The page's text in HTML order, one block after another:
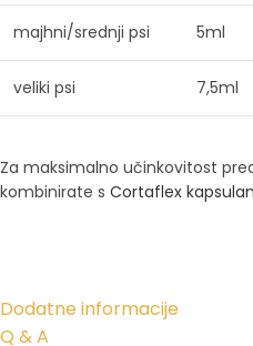
majhni/srednji psi 5ml
veliki psi 7,5ml
Za maksimalno učinkovitost
kombinirate s Cortaflex
Dodatne informacije
Q & A